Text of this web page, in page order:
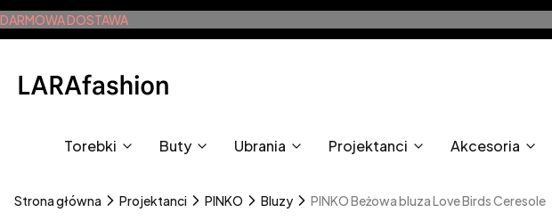
DARMOWA DOSTAWA
Torebki Buty Ubrania Projektanci Akcesoria
Strona główna Projektanci PINKO Bluzy PINKO Beżowa bluza Love Birds Ceresole